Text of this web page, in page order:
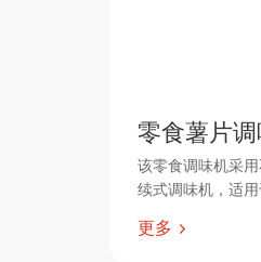
零食薯片
该零食调味机采
续式调味机，适
更多